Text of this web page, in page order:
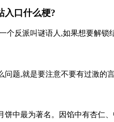
入口什么梗?
个反派叫谜语人,如果想要解
题,就是要注意不要有过激
饼中最为著名。因馅中有杏仁、